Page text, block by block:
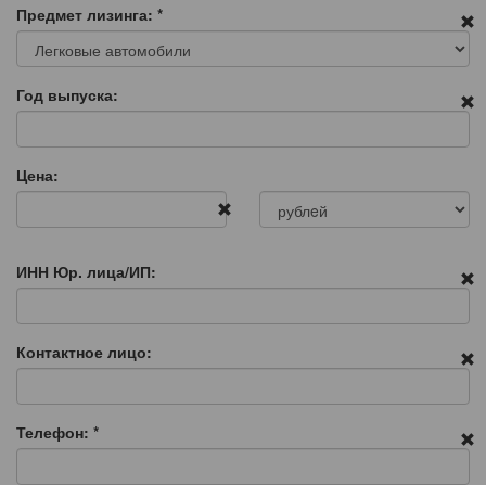
Предмет лизинга: *
Год выпуска:
Цена:
ИНН Юр. лица/ИП:
Контактное лицо:
Телефон: *